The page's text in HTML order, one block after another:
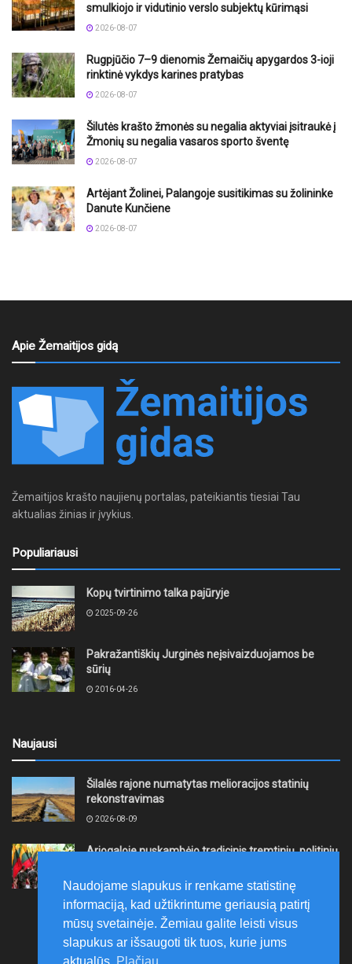
smulkiojo ir vidutinio verslo subjektų kūrimąsi
2026-08-07
Rugpjūčio 7–9 dienomis Žemaičių apygardos 3-ioji
rinktinė vykdys karines pratybas
2026-08-07
Šilutės krašto žmonės su negalia aktyviai įsitraukė į
Žmonių su negalia vasaros sporto šventę
2026-08-07
Artėjant Žolinei, Palangoje susitikimas su žolininke
Danute Kunčiene
2026-08-07
Apie Žemaitijos gidą
Žemaitijos krašto naujienų portalas, pateikiantis tiesiai Tau
aktualias žinias ir įvykius.
Populiariausi
Kopų tvirtinimo talka pajūryje
2025-09-26
Pakražantiškių Jurginės neįsivaizduojamos be
sūrių
2016-04-26
Naujausi
Šilalės rajone numatytas melioracijos statinių
rekonstravimas
2026-08-09
Ariogaloje nuskambėjo tradicinis tremtinių, politinių
širdy“
2026-08-08
Naudojame slapukus ir renkame statistinę
informaciją, kad užtikrintume geriausią patirtį
mūsų svetainėje. Žemiau galite leisti visus
slapukus ar išsaugoti tik tuos, kurie jums
aktualūs. Plačiau